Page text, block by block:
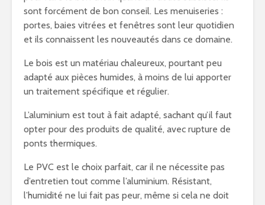
sont forcément de bon conseil. Les menuiseries :
portes, baies vitrées et fenêtres sont leur quotidien
et ils connaissent les nouveautés dans ce domaine.
Le bois est un matériau chaleureux, pourtant peu
adapté aux pièces humides, à moins de lui apporter
un traitement spécifique et régulier.
L’aluminium est tout à fait adapté, sachant qu’il faut
opter pour des produits de qualité, avec rupture de
ponts thermiques.
Le PVC est le choix parfait, car il ne nécessite pas
d’entretien tout comme l’aluminium. Résistant,
l’humidité ne lui fait pas peur, même si cela ne doit